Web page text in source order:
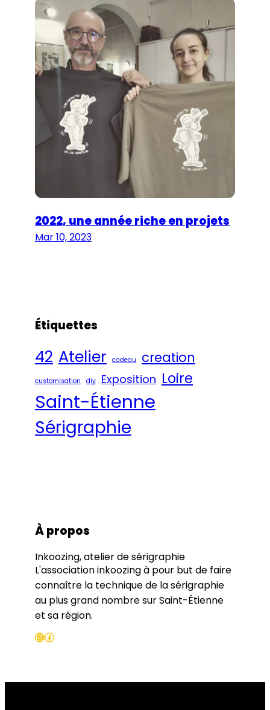
2022, une année riche en projets
Mar 10, 2023
Étiquettes
42 Atelier cadeau creation
customisation diy Exposition Loire
Saint-Étienne
Sérigraphie
À propos
Inkoozing, atelier de sérigraphie
L'association inkoozing à pour but de faire
connaître la technique de la sérigraphie
au plus grand nombre sur Saint-Étienne
et sa région.
InstagramFacebook